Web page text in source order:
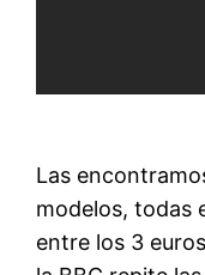
Las
modelos, todas
entre los 3